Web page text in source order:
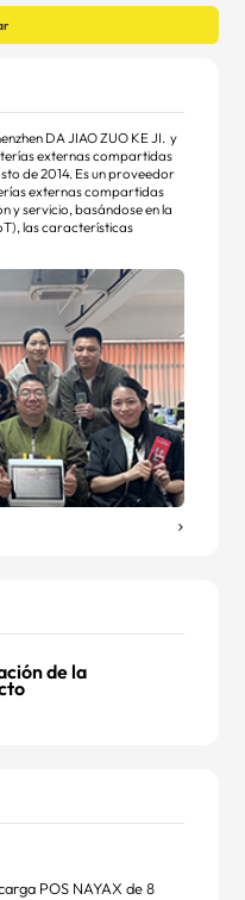
DA JIAO ZUO KE JI. y
externas compartidas
de 2014. Es un proveedor
externas compartidas
y servicio, basándose en la
las características
de la
POS NAYAX de 8